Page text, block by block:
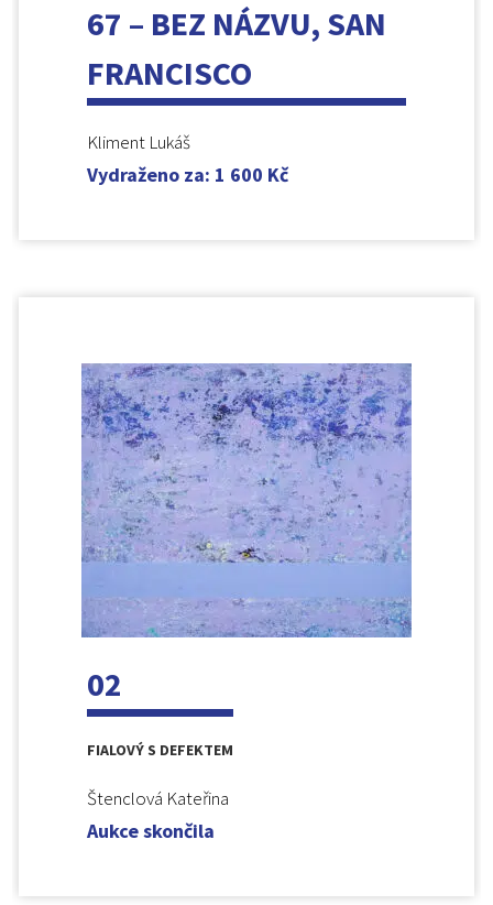
67 – BEZ NÁZVU, SAN
FRANCISCO
Kliment Lukáš
Vydraženo za: 1 600 Kč
02
FIALOVÝ S DEFEKTEM
Štenclová Kateřina
Aukce skončila